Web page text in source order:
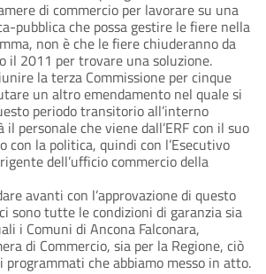
di commercio per lavorare su una
pubblica che possa gestire le fiere nella
non è che le fiere chiuderanno da
il 2011 per trovare una soluzione.
la terza Commissione per cinque
un altro emendamento nel quale si
periodo transitorio all’interno
il personale che viene dall’ERF con il suo
con la politica, quindi con l’Esecutivo
dell’ufficio commercio della
avanti con l’approvazione di questo
sono tutte le condizioni di garanzia sia
i Comuni di Ancona Falconara,
di Commercio, sia per la Regione, ciò
che abbiamo messo in atto.